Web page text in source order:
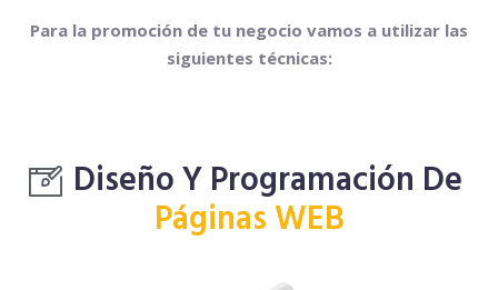
Para la promoción de tu negocio vamos a utilizar las
siguientes técnicas:
Diseño Y Programación De
Páginas WEB